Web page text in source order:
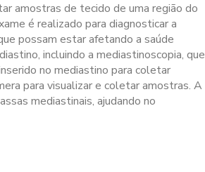
amostras de tecido de uma região do
é realizado para diagnosticar a
possam estar afetando a saúde
incluindo a mediastinoscopia, que
no mediastino para coletar
para visualizar e coletar amostras. A
mediastinais, ajudando no